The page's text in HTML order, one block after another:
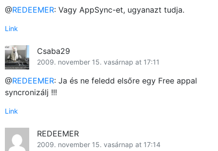
@REDEEMER: Vagy AppSync-et, ugyanazt tudja.
Link
Csaba29
2009. november 15. vasárnap at 17:11
@REDEEMER: Ja és ne feledd elsőre egy Free appal
syncronizálj !!!
Link
REDEEMER
2009. november 15. vasárnap at 17:14